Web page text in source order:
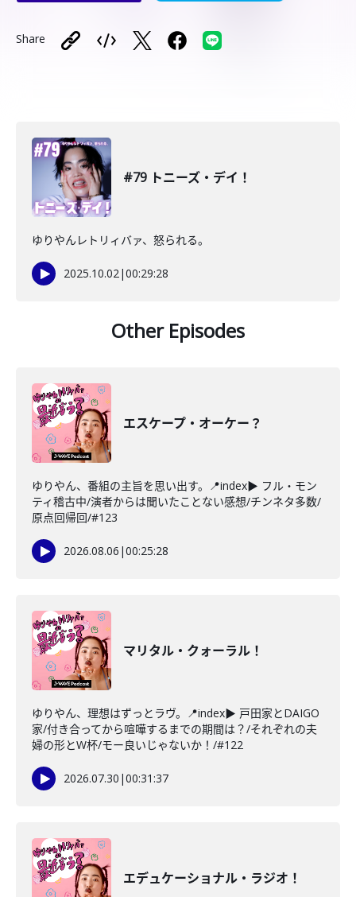
Share
#79 トニーズ・デイ！
ゆりやんレトリィバァ、怒られる。
2025.10.02|00:29:28
Other Episodes
エスケープ・オーケー？
ゆりやん、番組の主旨を思い出す。📍index▶ フル・モン
ティ稽古中/演者からは聞いたことない感想/チンネタ多数/
原点回帰回/#123
2026.08.06 |00:25:28
マリタル・クォーラル！
ゆりやん、理想はずっとラヴ。📍index▶ 戸田家とDAIGO
家/付き合ってから喧嘩するまでの期間は？/それぞれの夫
婦の形とW杯/モー良いじゃないか！/#122
2026.07.30 |00:31:37
エデュケーショナル・ラジオ！